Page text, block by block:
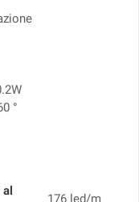
°
al
176 led/m